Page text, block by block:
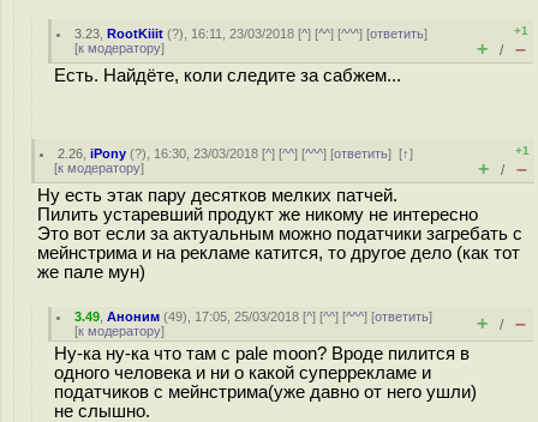
3.23 ,RootKiiit (?), 16:11, 23/03/2018 [^] [^^] [^^^] [ответить]
[к модератору]
+1
+ / –
Есть. Найдёте, коли следите за сабжем...
2.26 ,iPony (?), 16:30, 23/03/2018 [^] [^^] [^^^] [ответить][↑]
[к модератору]
+1
+ / –
Ну есть этак пару десятков мелких патчей.
Пилить устаревший продукт же никому не интересно
Это вот если за актуальным можно податчики загребать с
мейнстрима и на рекламе катится, то другое дело (как тот
же пале мун)
3.49 ,Аноним (49), 17:05, 25/03/2018 [^] [^^] [^^^] [ответить]
[к модератору] + / –
Ну-ка ну-ка что там с pale moon? Вроде пилится в
одного человека и ни о какой суперрекламе и
податчиков с мейнстрима(уже давно от него ушли)
не слышно.